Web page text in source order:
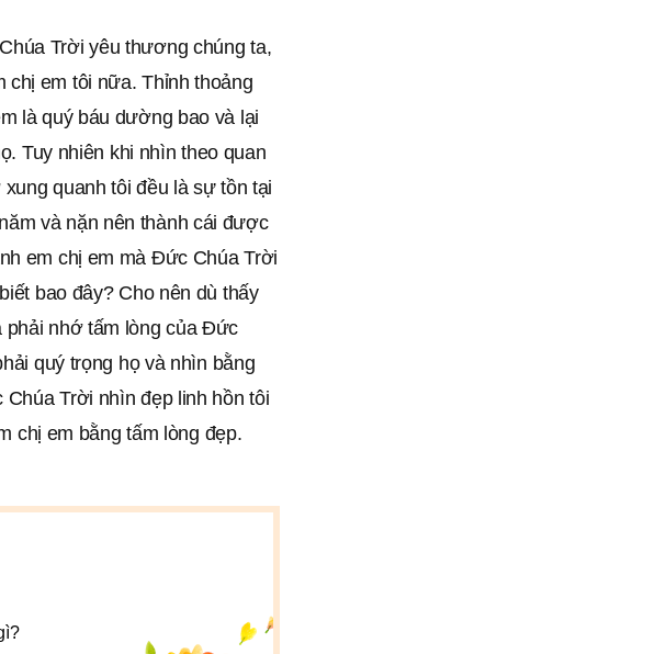
Trời yêu thương chúng ta,
em tôi nữa. Thỉnh thoảng
là quý báu dường bao và lại
Tuy nhiên khi nhìn theo quan
quanh tôi đều là sự tồn tại
và nặn nên thành cái được
em chị em mà Đức Chúa Trời
bao đây? Cho nên dù thấy
phải nhớ tấm lòng của Đức
quý trọng họ và nhìn bằng
Trời nhìn đẹp linh hồn tôi
chị em bằng tấm lòng đẹp.